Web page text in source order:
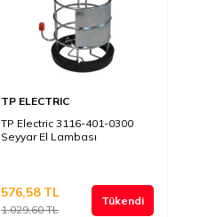
TP ELECTRIC
TP Electric 3116-401-0300
Seyyar El Lambası
1.029,60TL
576,58TL Tükendi